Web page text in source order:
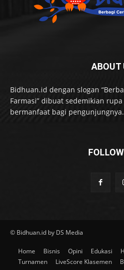
ABOUT
Bidhuan.id dengan slogan
Farmasi” dibuat sedemikian
bermanfaat bagi pengunjungnya.
© Bidhuan.id by DS Media
Home Bisnis Opini Edukasi
Turnamen
LiveScore Klasemen